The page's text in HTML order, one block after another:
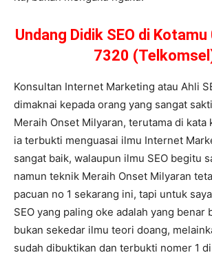
Undang Didik SEO di
7320
Konsultan Internet Marketing atau Ahli
dimaknai kepada orang yang sangat
Meraih Onset Milyaran, terutama di kata
ia terbukti menguasai ilmu Internet
sangat baik, walaupun ilmu SEO begitu
namun teknik Meraih Onset Milyaran
pacuan no 1 sekarang ini, tapi untuk
SEO yang paling oke adalah yang benar
bukan sekedar ilmu teori doang,
sudah dibuktikan dan terbukti nomer 1